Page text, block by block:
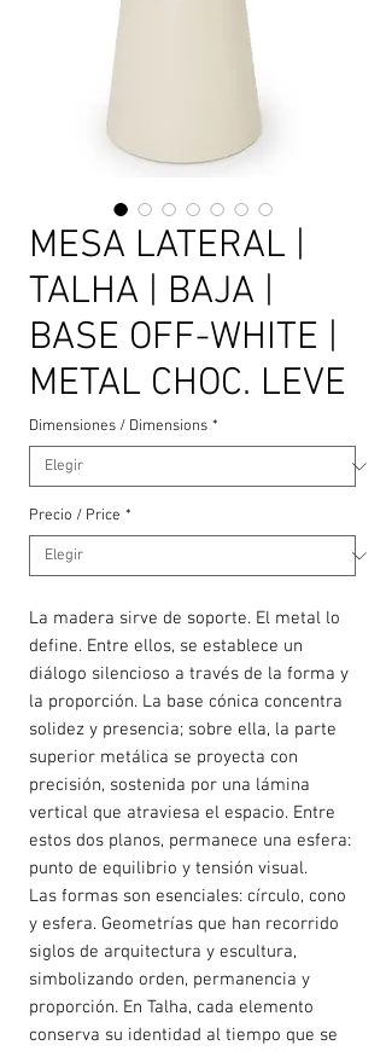
MESA LATERAL |
TALHA | BAJA |
BASE OFF-WHITE |
METAL CHOC. LEVE
Dimensiones / Dimensions *
Precio / Price *
La madera sirve de soporte. El metal lo
define. Entre ellos, se establece un
diálogo silencioso a través de la forma y
la proporción. La base cónica concentra
solidez y presencia; sobre ella, la parte
superior metálica se proyecta con
precisión, sostenida por una lámina
vertical que atraviesa el espacio. Entre
estos dos planos, permanece una esfera:
punto de equilibrio y tensión visual.
Las formas son esenciales: círculo, cono
y esfera. Geometrías que han recorrido
siglos de arquitectura y escultura,
simbolizando orden, permanencia y
proporción. En Talha, cada elemento
conserva su identidad al tiempo que se